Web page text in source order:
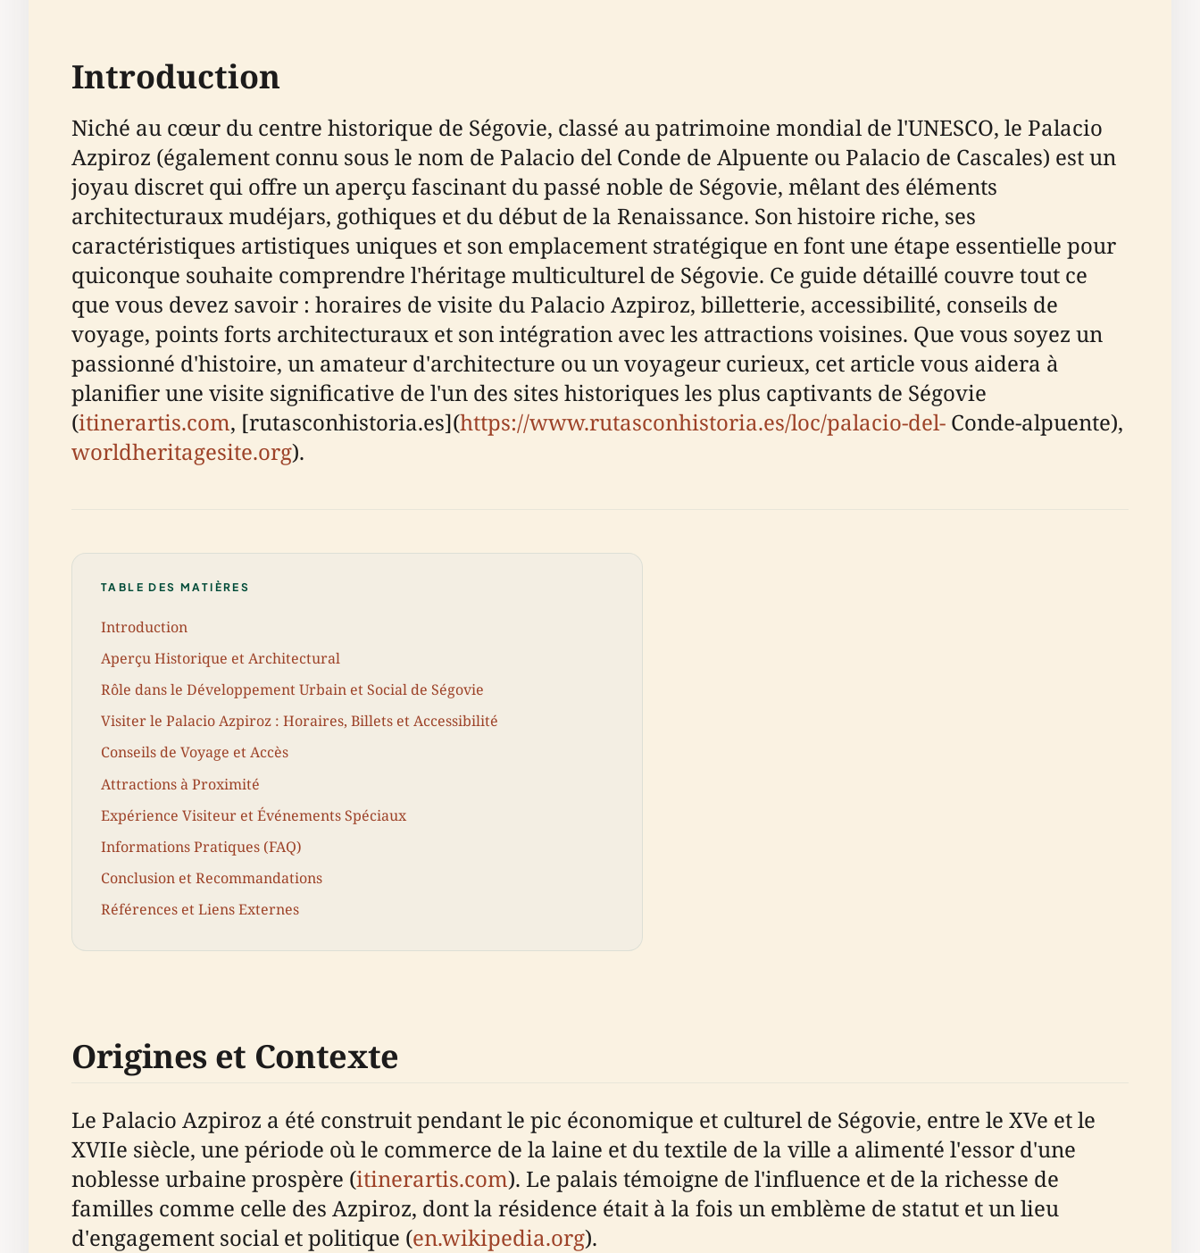
Introduction
Niché au cœur du centre historique de Ségovie, classé au patrimoine mondial de l'UNESCO, le Palacio
Azpiroz (également connu sous le nom de Palacio del Conde de Alpuente ou Palacio de Cascales) est un
joyau discret qui offre un aperçu fascinant du passé noble de Ségovie, mêlant des éléments
architecturaux mudéjars, gothiques et du début de la Renaissance. Son histoire riche, ses
caractéristiques artistiques uniques et son emplacement stratégique en font une étape essentielle pour
quiconque souhaite comprendre l'héritage multiculturel de Ségovie. Ce guide détaillé couvre tout ce
que vous devez savoir : horaires de visite du Palacio Azpiroz, billetterie, accessibilité, conseils de
voyage, points forts architecturaux et son intégration avec les attractions voisines. Que vous soyez un
passionné d'histoire, un amateur d'architecture ou un voyageur curieux, cet article vous aidera à
planifier une visite significative de l'un des sites historiques les plus captivants de Ségovie
(itinerartis.com, [rutasconhistoria.es](https://www.rutasconhistoria.es/loc/palacio-del- Conde-alpuente),
worldheritagesite.org).
TABLE DES MATIÈRES
Introduction
Aperçu Historique et Architectural
Rôle dans le Développement Urbain et Social de Ségovie
Visiter le Palacio Azpiroz : Horaires, Billets et Accessibilité
Conseils de Voyage et Accès
Attractions à Proximité
Expérience Visiteur et Événements Spéciaux
Informations Pratiques (FAQ)
Conclusion et Recommandations
Références et Liens Externes
Origines et Contexte
Le Palacio Azpiroz a été construit pendant le pic économique et culturel de Ségovie, entre le XVe et le
XVIIe siècle, une période où le commerce de la laine et du textile de la ville a alimenté l'essor d'une
noblesse urbaine prospère (itinerartis.com). Le palais témoigne de l'influence et de la richesse de
familles comme celle des Azpiroz, dont la résidence était à la fois un emblème de statut et un lieu
d'engagement social et politique (en.wikipedia.org).